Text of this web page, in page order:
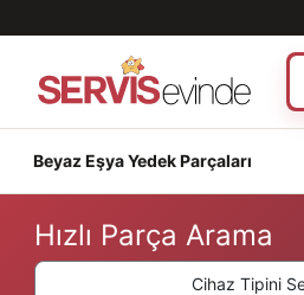
Beyaz Eşya Yedek Parçaları
Hızlı Parça Arama
Cihaz Tipini